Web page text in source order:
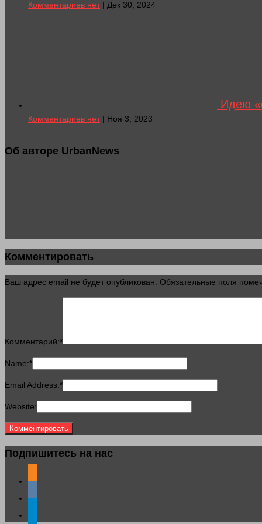
Комментариев нет| Дек 30, 2024
Идею
Комментариев нет| Ноя 3, 2023
Об авторе UrbanNews
Комментировать
Ваш адрес email не будет опубликован. Обязательные поля
Комментарий:*
Name:*
Email Address:*
Website:
Подпишитесь на нас